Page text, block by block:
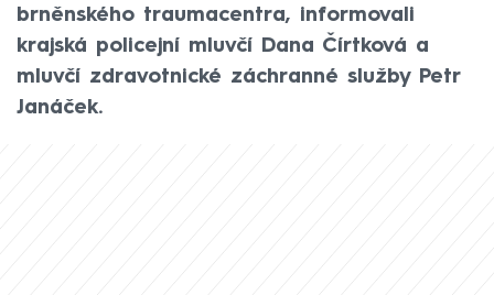
brněnského traumacentra, informovali
krajská policejní mluvčí Dana Čírtková a
mluvčí zdravotnické záchranné služby Petr
Janáček.